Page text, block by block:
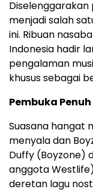
Diselenggarakan
menjadi salah
ini. Ribuan
Indonesia hadir
pengalaman
khusus sebagai
Pembuka
Suasana hangat
menyala dan
Duffy (Boyzone)
anggota
deretan lagu